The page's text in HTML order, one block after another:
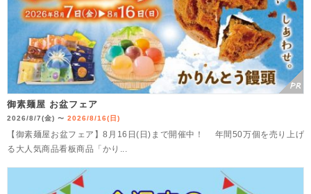
御素麺屋 お盆フェア
2026/8/7(金) 〜 2026/8/16(日)
【御素麺屋お盆フェア】8月16日(日)まで開催中！ 年間50万個を売り上げ
る大人気商品看板商品「かり...